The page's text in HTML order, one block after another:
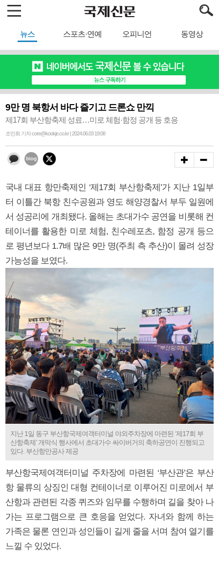
뉴스 스포츠·연예 오피니언 동영상
9만 명 북항서 바다 즐기고 드론쇼 만끽
제17회 부산항축제 성료…미로 체험·함정 공개 등 호응
조민희 기자 core@kookje.co.kr | 2024.06.03 19:08
국내 대표 항만축제인 ‘제17회 부산항축제’가 지난 1일부
터 이틀간 북항 친수공원과 영도 해양경찰서 부두 일원에
서 성공리에 개최됐다. 올해는 초대가수 공연을 비롯해 컨
테이너를 활용한 미로 체험, 친수레포츠, 함정 공개 등으
로 평년보다 1.7배 많은 9만 명(주최 측 추산)이 몰려 성장
가능성을 보였다.
지난 1일 동구 부산항국제여객터미널 야외주차장에 마련된 ‘제17회 부
산항축제’ 개막식 행사에서 초대가수 싸이버거의 축하공연이 진행되고
있다. 부산항만공사 제공
부산항국제여객터미널 주차장에 마련된 ‘부산관’은 부산
항 물류의 상징인 대형 컨테이너로 이루어진 미로에서 부
산항과 관련된 각종 퀴즈와 임무를 수행하며 길을 찾아 나
가는 프로그램으로 큰 호응을 얻었다. 자녀와 함께 하는
가족은 물론 연인과 성인들이 길게 줄을 서며 참여 열기를
느낄 수 있었다.